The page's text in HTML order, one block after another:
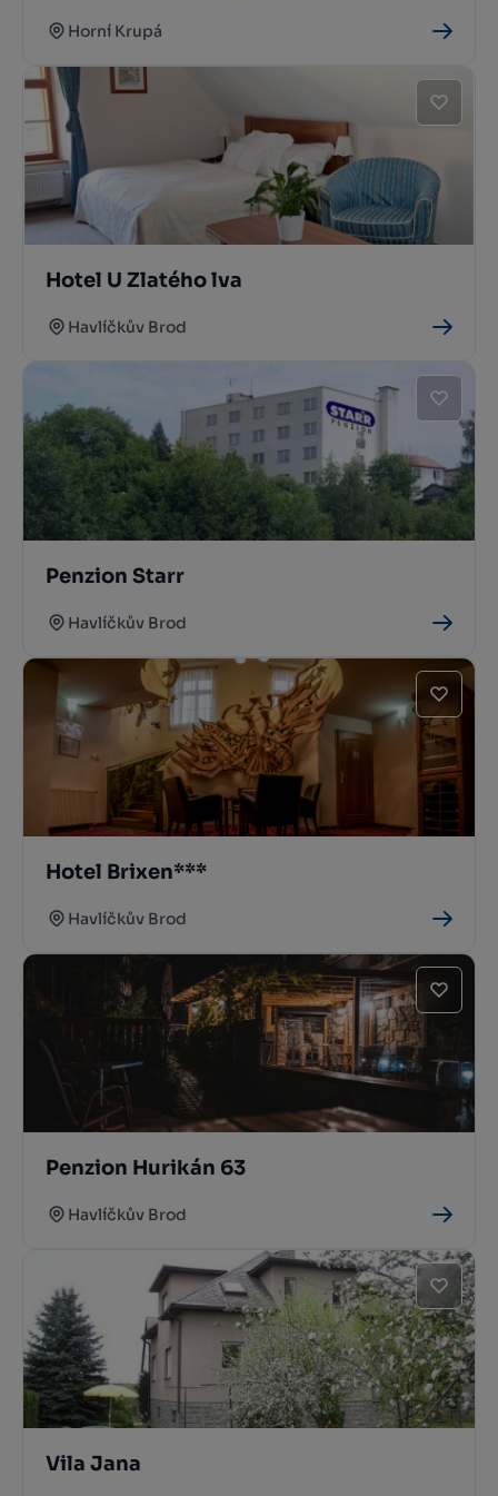
Horní Krupá
Hotel U Zlatého lva
Havlíčkův Brod
Penzion Starr
Havlíčkův Brod
Hotel Brixen***
Havlíčkův Brod
Penzion Hurikán 63
Havlíčkův Brod
Vila Jana